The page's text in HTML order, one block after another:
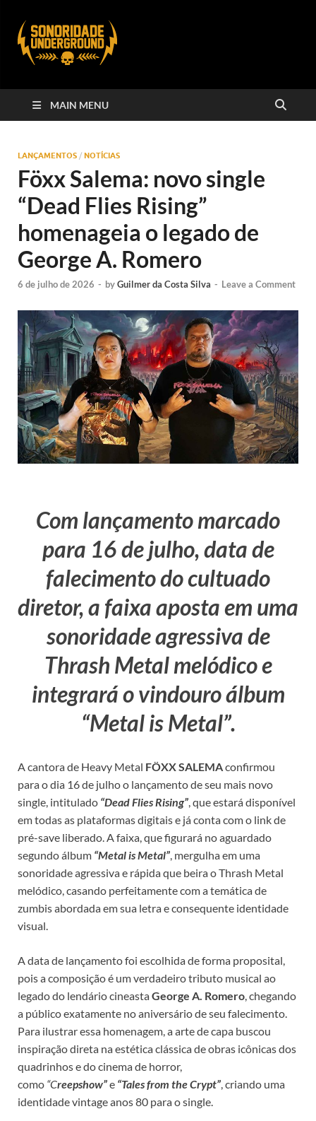
MAIN MENU
LANÇAMENTOS / NOTÍCIAS
Föxx Salema: novo single
“Dead Flies Rising”
homenageia o legado de
George A. Romero
6 de julho de 2026 - byGuilmer da Costa Silva - Leave a Comment
Com lançamento marcado
para 16 de julho, data de
falecimento do cultuado
diretor, a faixa aposta em uma
sonoridade agressiva de
Thrash Metal melódico e
integrará o vindouro álbum
“Metal is Metal”.
A cantora de Heavy Metal FÖXX SALEMAconfirmou
para o dia 16 de julho o lançamento de seu mais novo
single, intitulado “Dead Flies Rising” , que estará disponível
em todas as plataformas digitais e já conta com o link de
pré-save liberado. A faixa, que figurará no aguardado
segundo álbum “Metal is Metal” , mergulha em uma
sonoridade agressiva e rápida que beira o Thrash Metal
melódico, casando perfeitamente com a temática de
zumbis abordada em sua letra e consequente identidade
visual.
A data de lançamento foi escolhida de forma proposital,
pois a composição é um verdadeiro tributo musical ao
legado do lendário cineastaGeorge A. Romero , chegando
a público exatamente no aniversário de seu falecimento.
Para ilustrar essa homenagem, a arte de capa buscou
inspiração direta na estética clássica de obras icônicas dos
quadrinhos e do cinema de horror,
como “Creepshow”e “Tales from the Crypt” , criando uma
identidade vintage anos 80 para o single.